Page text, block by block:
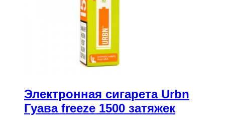
Электронная сигарета Urbn
Гуава freeze 1500 затяжек